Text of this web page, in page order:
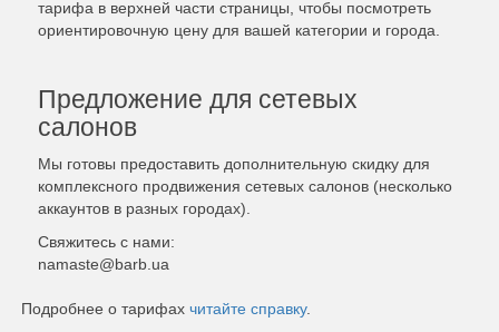
тарифа в верхней части страницы, чтобы посмотреть
ориентировочную цену для вашей категории и города.
Предложение для сетевых
салонов
Мы готовы предоставить дополнительную скидку для
комплексного продвижения сетевых салонов (несколько
аккаунтов в разных городах).
Свяжитесь с нами:
namaste@barb.ua
Подробнее о тарифах читайте справку.